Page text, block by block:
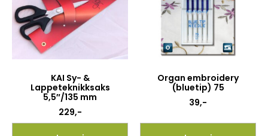
KAI Sy- &
Lappeteknikksaks
5,5″/135 mm
229,-
Organ embroidery
(bluetip) 75
39,-